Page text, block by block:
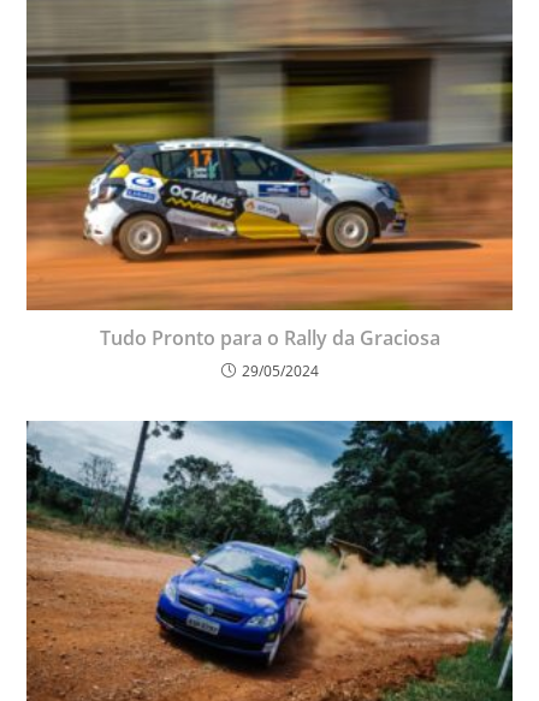
Tudo Pronto para o Rally da Graciosa
29/05/2024